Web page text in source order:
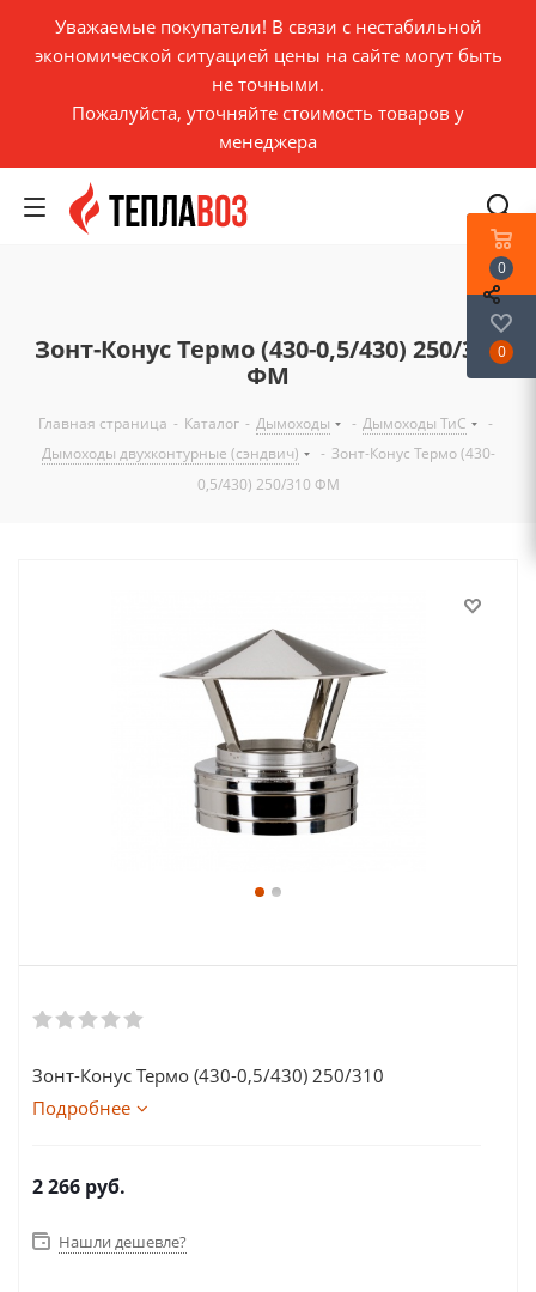
Уважаемые покупатели! В связи с нестабильной
экономической ситуацией цены на сайте могут быть
не точными.
Пожалуйста, уточняйте стоимость товаров у
менеджера
Зонт-Конус Термо (430-0,5/430) 250/310
ФМ
Главная страница - Каталог - Дымоходы - Дымоходы ТиС
-
Дымоходы двухконтурные (сэндвич)
- Зонт-Конус Термо (430-
0,5/430) 250/310 ФМ
Зонт-Конус Термо (430-0,5/430) 250/310
Подробнее
2 266 руб.
Нашли дешевле?
0
0